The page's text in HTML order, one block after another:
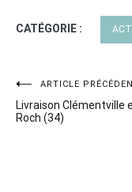
CATÉGORIE :
Navigation
de
ARTICLE
Livraison Clémentville
Roch (34)